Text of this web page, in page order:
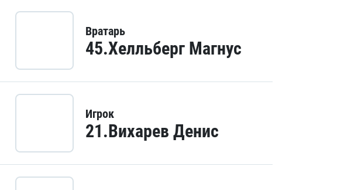
Вратарь
45.Хелльберг Магнус
Игрок
21.Вихарев Денис